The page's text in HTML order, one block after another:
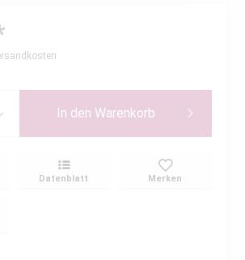
In den Warenkorb
Datenblatt Merken